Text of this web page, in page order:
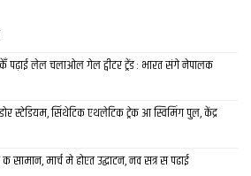
पढ़ाई लेल चलाओल गेल ट्वीटर ट्रेंड : भारत संगे नेपालक
स्‍टेडि‍यम, सिंथेटिक एथलेटिक ट्रेक आ स्विमिंग पुल, केंद्र
सामान, मार्च मे होएत उद्घाटन, नव सत्र स पढाई